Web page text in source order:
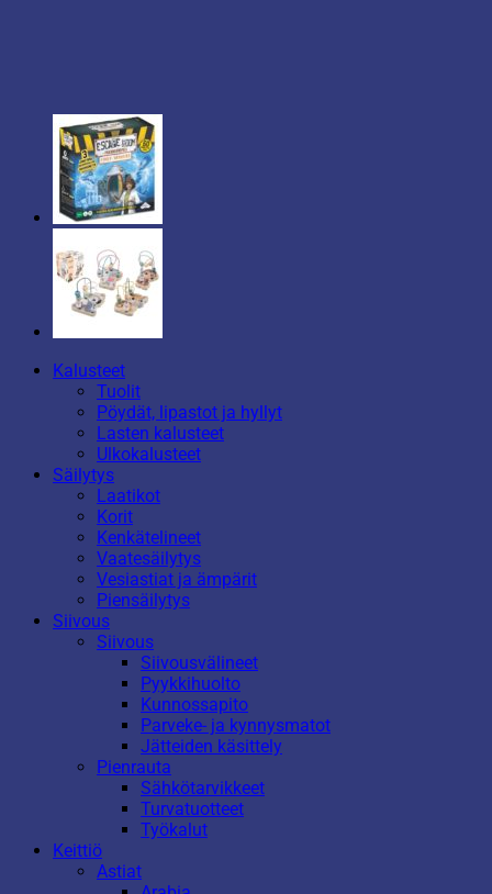
Kalusteet
Tuolit
Pöydät, lipastot ja hyllyt
Lasten kalusteet
Ulkokalusteet
Säilytys
Laatikot
Korit
Kenkätelineet
Vaatesäilytys
Vesiastiat ja ämpärit
Piensäilytys
Siivous
Siivous
Siivousvälineet
Pyykkihuolto
Kunnossapito
Parveke- ja kynnysmatot
Jätteiden käsittely
Pienrauta
Sähkötarvikkeet
Turvatuotteet
Työkalut
Keittiö
Astiat